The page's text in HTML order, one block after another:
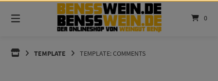
Springen
zum
0
BENSSWEIN.DE
TEMPLATE TEMPLATE: COMMENTS